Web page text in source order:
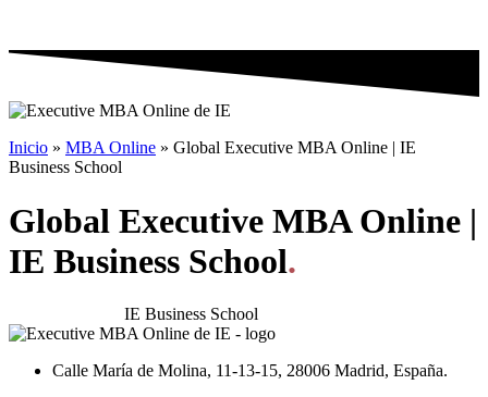
Inicio » MBA Online » Global Executive MBA Online | IE
Business School
Global Executive MBA Online |
IE Business School.
IE Business School
Calle María de Molina, 11-13-15, 28006 Madrid, España.